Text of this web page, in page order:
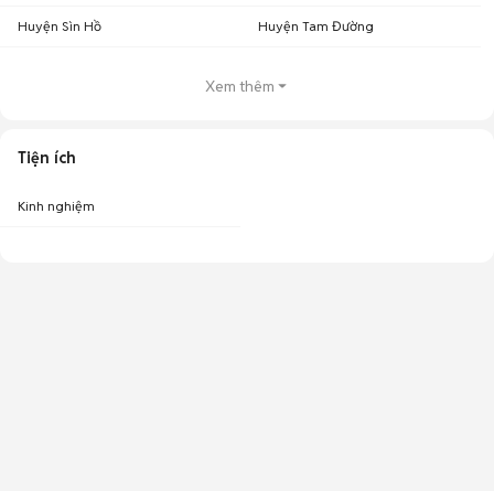
Huyện Sìn Hồ Huyện Tam Đường
Xem thêm
Tiện ích
Kinh nghiệm